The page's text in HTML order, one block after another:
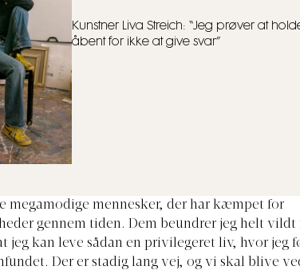
Kunstner Liva Streich: “Jeg prøver at
åbent for ikke at give svar”
megamodige mennesker, der har kæmpet for
gennem tiden. Dem beundrer jeg helt vildt
jeg kan leve sådan en privilegeret liv, hvor jeg
Der er stadig lang vej, og vi skal blive